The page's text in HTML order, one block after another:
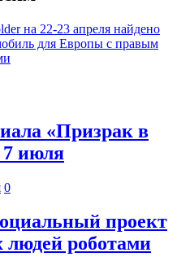
на 22-23 апреля найдено
для Европы с правым
«Призрак в
7 июля
0
проект
людей роботами